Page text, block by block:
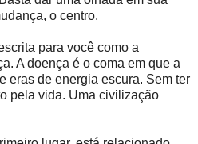
o centro.
para você como a
A doença é o coma em que a
eras de energia escura. Sem ter
pela vida. Uma civilização